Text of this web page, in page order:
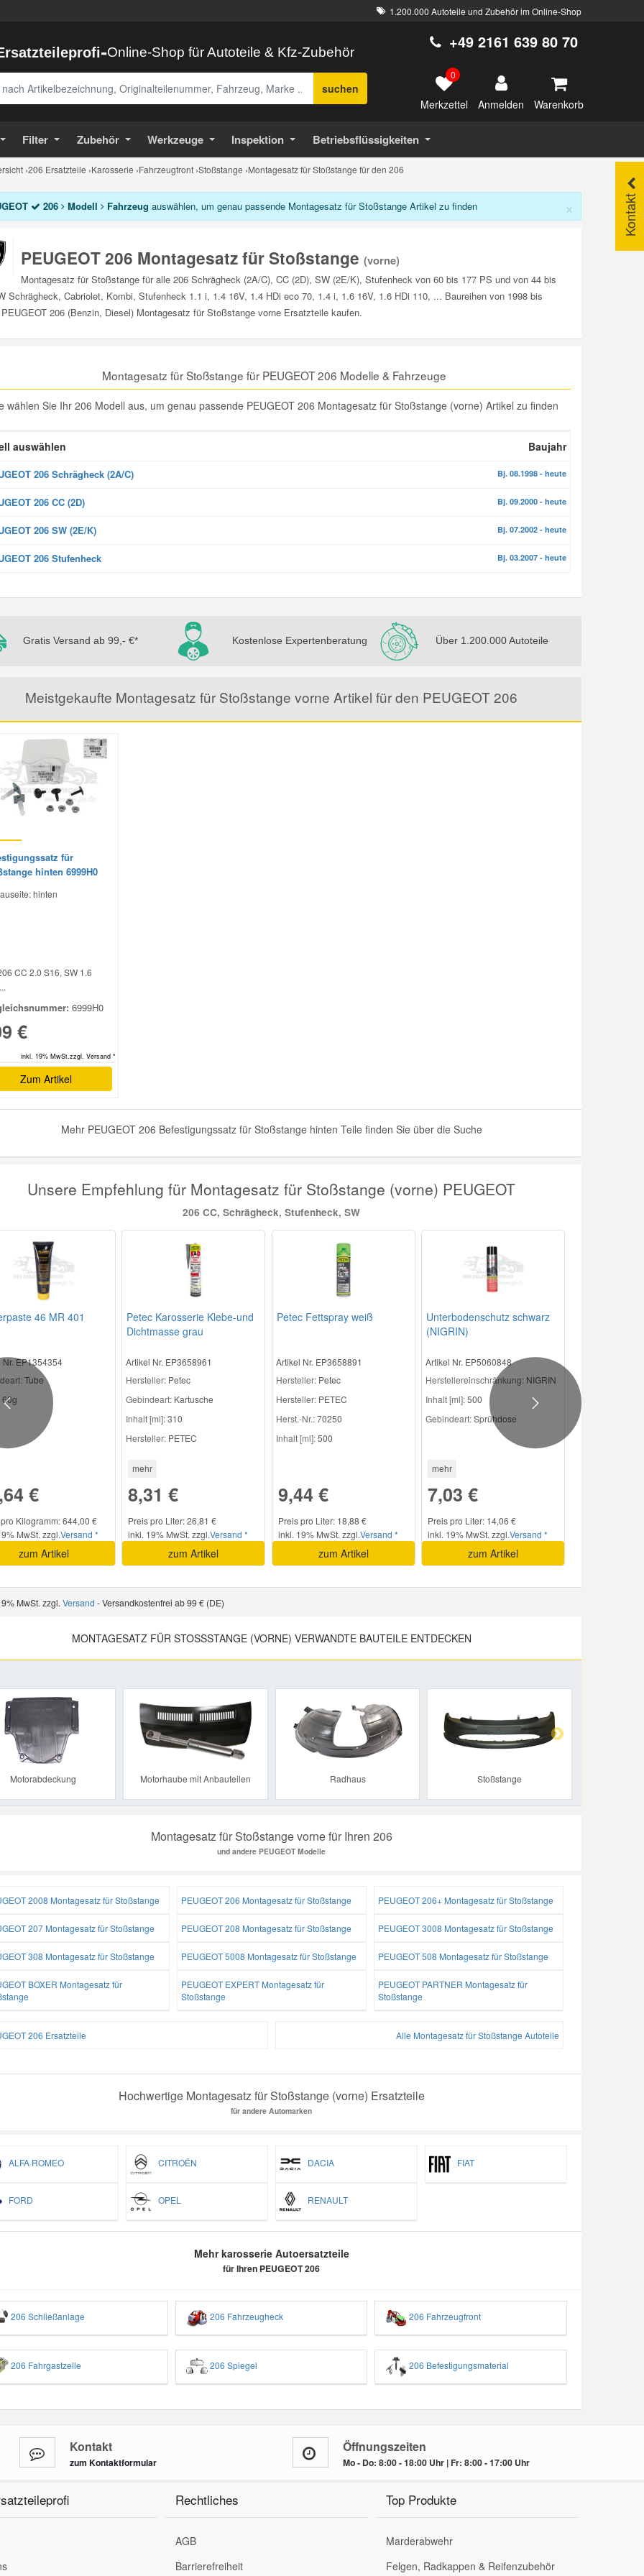
1.200.000 Autoteile und Zubehör im Online-Shop
-Online-Shop für Autoteile & Kfz-Zubehör
suchen
+49 2161 639 80 70
0
Merkzettel Anmelden Warenkorb
Filter Zubehör Werkzeuge Inspektion Betriebsflüssigkeiten
›206 Ersatzteile ›Karosserie ›Fahrzeugfront ›Stoßstange ›Montagesatz für Stoßstange für den 206
Kontakt
×
206 Modell Fahrzeug auswählen, um genau passende Montagesatz für Stoßstange Artikel zu finden
PEUGEOT 206 Montagesatz für Stoßstange (vorne)
Montagesatz für Stoßstange für alle 206 Schrägheck (2A/C), CC (2D), SW (2E/K), Stufenheck von 60 bis 177 PS und von 44 bis
Schrägheck, Cabriolet, Kombi, Stufenheck 1.1 i, 1.4 16V, 1.4 HDi eco 70, 1.4 i, 1.6 16V, 1.6 HDi 110, ... Baureihen von 1998 bis
206 (Benzin, Diesel) Montagesatz für Stoßstange vorne Ersatzteile kaufen.
Montagesatz für Stoßstange für PEUGEOT 206 Modelle & Fahrzeuge
wählen Sie Ihr 206 Modell aus, um genau passende PEUGEOT 206 Montagesatz für Stoßstange (vorne) Artikel zu finden
auswählen Baujahr
206 Schrägheck (2A/C) Bj. 08.1998 - heute
206 CC (2D) Bj. 09.2000 - heute
206 SW (2E/K) Bj. 07.2002 - heute
206 Stufenheck Bj. 03.2007 - heute
Gratis Versand ab 99,- €* Kostenlose Expertenberatung Über 1.200.000 Autoteile
Meistgekaufte Montagesatz für Stoßstange vorne Artikel für den PEUGEOT 206
für
hinten 6999H0
hinten
CC 2.0 S16, SW 1.6
6999H0
€
inkl. 19% MwSt.zzgl. Versand *
Zum Artikel
Mehr PEUGEOT 206 Befestigungssatz für Stoßstange hinten Teile finden Sie über die Suche
Unsere Empfehlung für Montagesatz für Stoßstange (vorne) PEUGEOT
206 CC, Schrägheck, Stufenheck, SW
46 MR 401
Nr. EP1354354
Tube
60g
€
Kilogramm: 644,00 €
MwSt. zzgl.Versand *
zum Artikel
Petec Karosserie Klebe-und
Dichtmasse grau
Artikel Nr. EP3658961
Hersteller: Petec
Gebindeart: Kartusche
Inhalt [ml]:310
Hersteller: PETEC
mehr
8,31 €
Preis pro Liter: 26,81 €
inkl. 19% MwSt. zzgl.Versand *
zum Artikel
Petec Fettspray weiß
Artikel Nr. EP3658891
Hersteller: Petec
Hersteller:PETEC
Herst.-Nr.:70250
Inhalt [ml]:500
9,44 €
Preis pro Liter: 18,88 €
inkl. 19% MwSt. zzgl.Versand *
zum Artikel
Unterbodenschutz schwarz
(NIGRIN)
Artikel Nr. EP5060848
Herstellereinschränkung: NIGRIN
Inhalt [ml]:500
Gebindeart:Sprühdose
mehr
7,03 €
Preis pro Liter: 14,06 €
inkl. 19% MwSt. zzgl.Versand *
zum Artikel
Previous Next
MwSt. zzgl. Versand - Versandkostenfrei ab 99 € (DE)
MONTAGESATZ FÜR STOSSSTANGE (VORNE) VERWANDTE BAUTEILE ENTDECKEN
Motorabdeckung Motorhaube mit Anbauteilen Radhaus Stoßstange
Previous
Montagesatz für Stoßstange vorne für Ihren 206
und andere PEUGEOT Modelle
2008 Montagesatz für Stoßstange PEUGEOT 206 Montagesatz für Stoßstange PEUGEOT 206+ Montagesatz für Stoßstange
207 Montagesatz für Stoßstange PEUGEOT 208 Montagesatz für Stoßstange PEUGEOT 3008 Montagesatz für Stoßstange
308 Montagesatz für Stoßstange PEUGEOT 5008 Montagesatz für Stoßstange PEUGEOT 508 Montagesatz für Stoßstange
BOXER Montagesatz für
PEUGEOT EXPERT Montagesatz für
Stoßstange
PEUGEOT PARTNER Montagesatz für
Stoßstange
206 Ersatzteile Alle Montagesatz für Stoßstange Autoteile
Hochwertige Montagesatz für Stoßstange (vorne) Ersatzteile
für andere Automarken
ALFA ROMEO CITROËN DACIA FIAT
FORD OPEL RENAULT
Mehr karosserie Autoersatzteile
für Ihren PEUGEOT 206
206 Schließanlage 206 Fahrzeugheck 206 Fahrzeugfront
206 Fahrgastzelle 206 Spiegel 206 Befestigungsmaterial
Kontakt
zum Kontaktformular
Öffnungszeiten
Mo - Do: 8:00 - 18:00 Uhr | Fr: 8:00 - 17:00 Uhr
Rechtliches
AGB
Barrierefreiheit
Top Produkte
Marderabwehr
Felgen, Radkappen & Reifenzubehör